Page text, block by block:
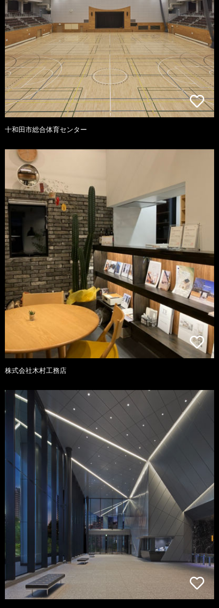
十和田市総合体育センター
株式会社木村工務店